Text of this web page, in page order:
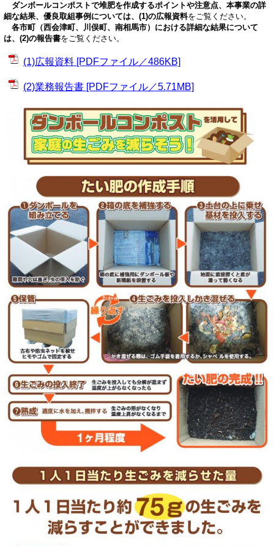
ダンボールコンポストで堆肥を作成するポイントや注意点、本事業の詳
細な結果、優良取組事例については、(1)の広報資料をご覧ください。
各市町（西会津町、川俣町、南相馬市）における詳細な結果について
は、(2)の報告書をご覧ください。
(1)広報資料 [PDFファイル／486KB]
(2)業務報告書 [PDFファイル／5.71MB]